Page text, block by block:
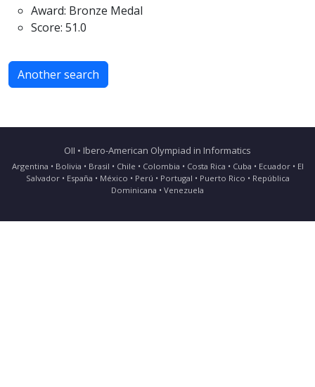
Award: Bronze Medal
Score: 51.0
Another search
OII • Ibero-American Olympiad in Informatics
Argentina • Bolivia • Brasil • Chile • Colombia • Costa Rica • Cuba • Ecuador • El
Salvador • España • México • Perú • Portugal • Puerto Rico • República
Dominicana • Venezuela